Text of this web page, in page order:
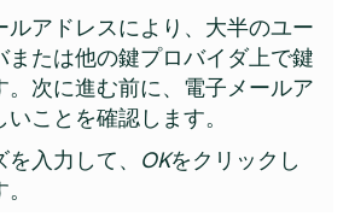
ルアドレスにより、大半のユー
または他の鍵プロバイダ上で鍵
。次に進む前に、電子メールア
いことを確認します。
入力して、 OKをクリックし